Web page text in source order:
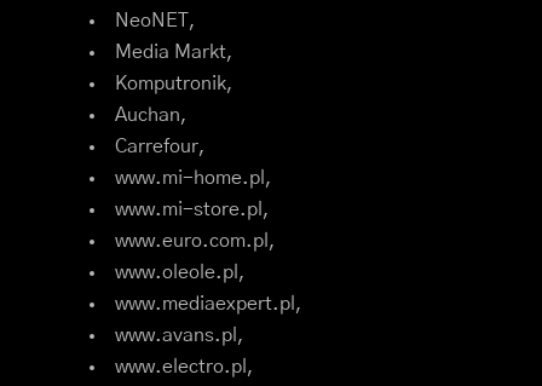
NeoNET,
Media Markt,
Komputronik,
Auchan,
Carrefour,
www.mi-home.pl,
www.mi-store.pl,
www.euro.com.pl,
www.oleole.pl,
www.mediaexpert.pl,
www.avans.pl,
www.electro.pl,